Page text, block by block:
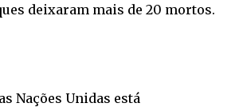
deixaram mais de 20 mortos.
Nações Unidas está